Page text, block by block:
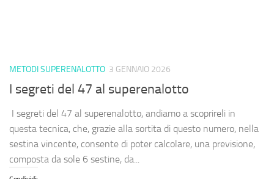
METODI SUPERENALOTTO 3 GENNAIO 2026
I segreti del 47 al superenalotto
I segreti del 47 al superenalotto, andiamo a scoprireli in
questa tecnica, che, grazie alla sortita di questo numero, nella
sestina vincente, consente di poter calcolare, una previsione,
composta da sole 6 sestine, da...